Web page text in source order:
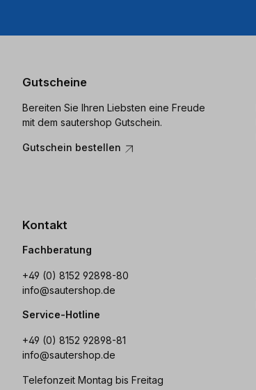
Gutscheine
Bereiten Sie Ihren Liebsten eine Freude
mit dem sautershop Gutschein.
Gutschein bestellen
Kontakt
Fachberatung
+49 (0) 8152 92898-80
info@sautershop.de
Service-Hotline
+49 (0) 8152 92898-81
info@sautershop.de
Telefonzeit Montag bis Freitag